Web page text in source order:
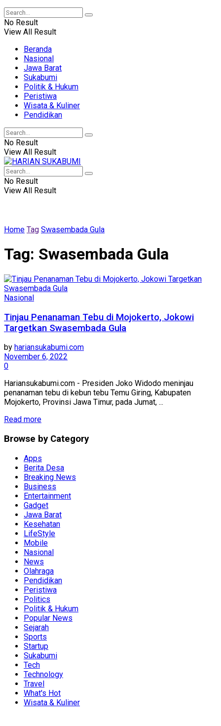
No Result
View All Result
Beranda
Nasional
Jawa Barat
Sukabumi
Politik & Hukum
Peristiwa
Wisata & Kuliner
Pendidikan
No Result
View All Result
No Result
View All Result
Home Tag Swasembada Gula
Tag: Swasembada Gula
Nasional
Tinjau Penanaman Tebu di Mojokerto, Jokowi
Targetkan Swasembada Gula
by hariansukabumi.com
November 6, 2022
0
Hariansukabumi.com - Presiden Joko Widodo meninjau
penanaman tebu di kebun tebu Temu Giring, Kabupaten
Mojokerto, Provinsi Jawa Timur, pada Jumat, ...
Read more
Browse by Category
Apps
Berita Desa
Breaking News
Business
Entertainment
Gadget
Jawa Barat
Kesehatan
LifeStyle
Mobile
Nasional
News
Olahraga
Pendidikan
Peristiwa
Politics
Politik & Hukum
Popular News
Sejarah
Sports
Startup
Sukabumi
Tech
Technology
Travel
What's Hot
Wisata & Kuliner